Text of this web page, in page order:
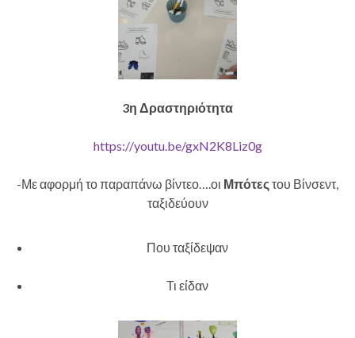
3η Δραστηριότητα
https://youtu.be/gxN2K8Liz0g
-Με αφορμή το παραπάνω βίντεο….οι Μπότεςτου Βίνσεντ,
ταξιδεύουν
Που ταξίδεψαν
Τι είδαν